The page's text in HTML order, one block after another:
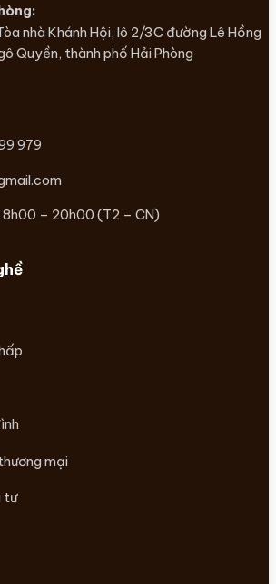
nhà Khánh Hội, lô 2/3C đường Lê Hồng
Quyền, thành phố Hải Phòng
979
8h00 – 20h00 (T2 – CN)
mại
tư